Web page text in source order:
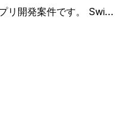
リ開発案件です。 Swift
ます。 Kotlinを用いた
によるUI実装にも
OSでAIを活用した開
組む環境です。 要件
貫してプロダクト開発に